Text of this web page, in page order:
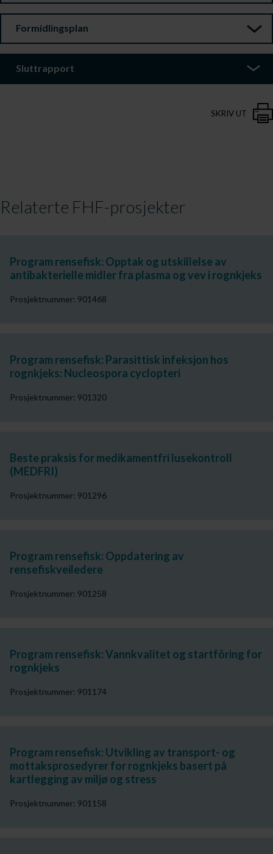
Formidlingsplan
Sluttrapport
SKRIV UT
Relaterte FHF-prosjekter
Program rensefisk: Opptak og utskillelse av
antibakterielle midler fra plasma og vev i rognkjeks
Prosjektnummer: 901468
Program rensefisk: Parasittisk infeksjon hos
rognkjeks: Nucleospora cyclopteri
Prosjektnummer: 901320
Beste praksis for medikamentfri lusekontroll
(MEDFRI)
Prosjektnummer: 901296
Program rensefisk: Oppdatering av
rensefiskveiledere
Prosjektnummer: 901258
Program rensefisk: Vannkvalitet og startfôring for
rognkjeks
Prosjektnummer: 901174
Program rensefisk: Utvikling av transport- og
mottaksprosedyrer for rognkjeks basert på
kartlegging av miljø og stress
Prosjektnummer: 901158